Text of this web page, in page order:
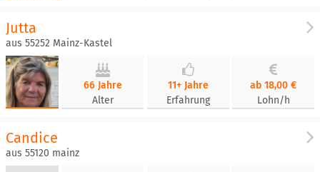
Jutta
aus 55252 Mainz-Kastel
66 Jahre
Alter
11+ Jahre
Erfahrung
ab 18,00 €
Lohn/h
Candice
aus 55120 mainz